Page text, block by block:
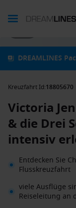
DREAMLINES
Kreuzfahrt Id:18805670
Victoria
& die Drei
intensiv
Entdecken Sie
Flusskreuzfahrt
viele Ausflüge
Reiseleitung an